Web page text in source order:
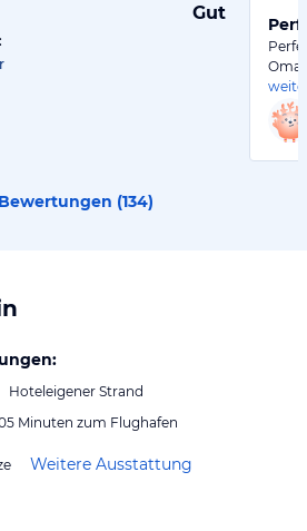
Gut
(134)
Hoteleigener Strand
Minuten zum Flughafen
Weitere Ausstattung